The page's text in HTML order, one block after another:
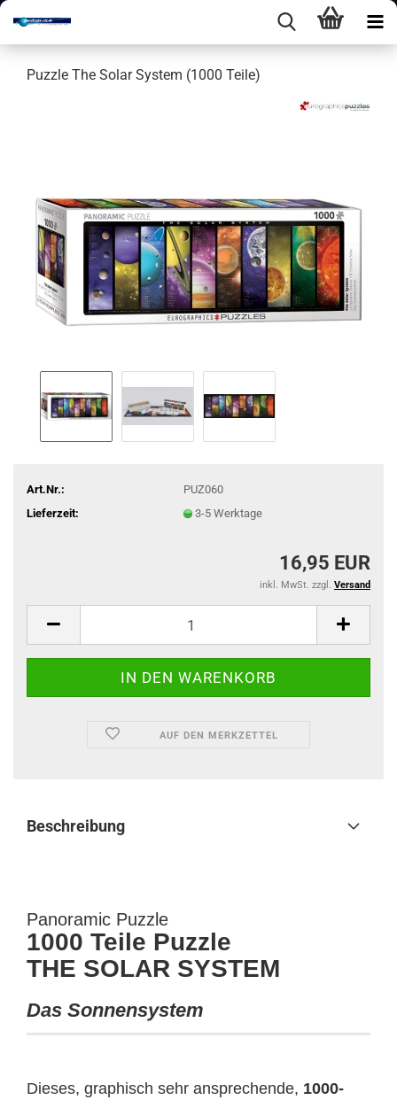
Puz­zle The Solar Sys­tem (1000 Teile)
Art.Nr.:
PUZ060
Lieferzeit:
3-5 Werktage
16,95 EUR
inkl. MwSt. zzgl. Versand
AUF DEN MERKZETTEL
Beschreibung
Panoramic Puzzle
1000 Teile Puzzle
THE SOLAR SYSTEM
Das Sonnensystem
Dieses, graphisch sehr ansprechende, 1000-